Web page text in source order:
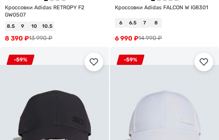
Кроссовки Adidas RETROPY F2
GW0507
8.5 9 10 10.5
13 990₽
8 390 ₽
Кроссовки Adidas FALCON W IG8301
6 6.5 7 8
14 990₽
6 990 ₽
-59% -59%